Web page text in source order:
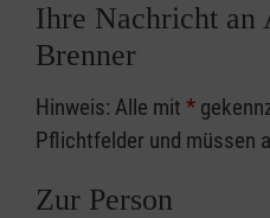
Ihre Nachricht an
Brenner
Hinweis: Alle mit *
Pflichtfelder und müssen
Zur Person